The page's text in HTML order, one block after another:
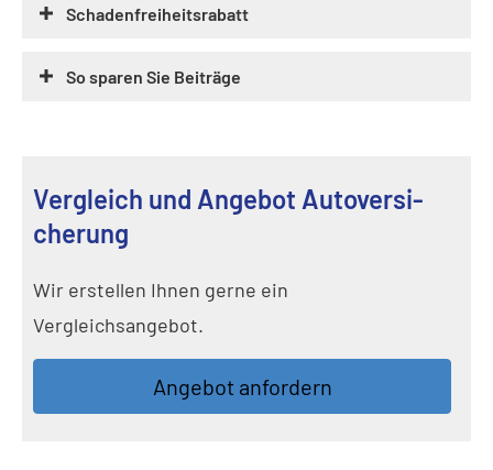
Schadenfreiheitsrabatt
So sparen Sie Beiträge
Vergleich und Angebot Auto­ver­si­
che­rung
Wir erstellen Ihnen gerne ein
Vergleichsangebot.
An­ge­bot an­for­dern